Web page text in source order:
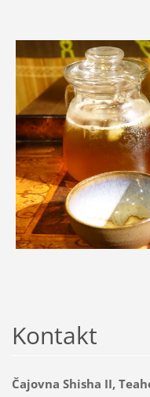
Kontakt
Čajovna Shisha II,